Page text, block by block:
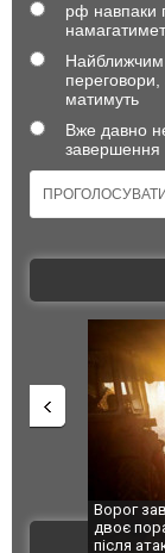
рф навпаки
Найближчим
переговори,
матимуть
Вже давно
завершення
Ворог
двоє
після